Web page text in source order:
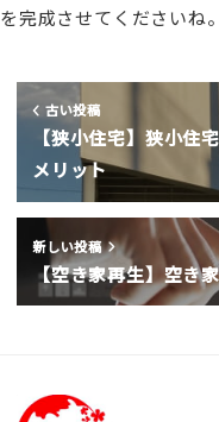
を完成させてくださいね。
古い投稿
【狭小住宅】狭小住
メリット
新しい投稿
【空き家再生】空き